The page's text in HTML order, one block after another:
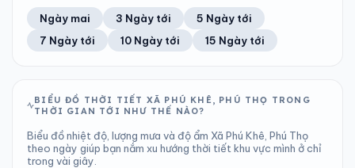
24°C 93%
Khả năng mưa
22.96 mm
Tổng cả ngày
1000 hPa
Bình thường
8
Chỉ số UV
Tốt
Ước lượng
23°C
Ổn định
2%
Khả năng mưa
Trung bình ngày Tốc độ gió
TIA UV TẦM NHÌN
LƯỢNG MƯA
2.73 mm
Tổng cả ngày
ÁP SUẤT
998 hPa
Bình thường
Ngày mai 3 Ngày tới
5 Ngày tới
7 Ngày tới
10 Ngày tới 15 Ngày tới
BIỂU ĐỒ THỜI TIẾT XÃ PHÚ KHÊ, PHÚ THỌ TRONG
THỜI GIAN TỚI NHƯ THẾ NÀO?
Biểu đồ nhiệt độ, lượng mưa và độ ẩm Xã Phú Khê, Phú Thọ
theo ngày giúp bạn nắm xu hướng thời tiết khu vực mình ở chỉ
trong vài giây.